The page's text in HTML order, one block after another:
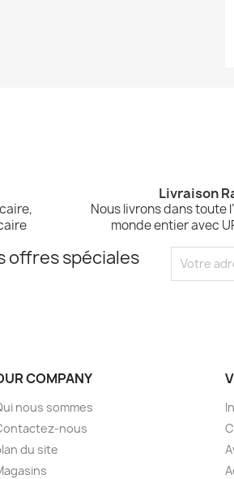
Livraison
Nous livrons dans toute
monde entier avec
offres spéciales
COMPANY
nous sommes
nous
du site